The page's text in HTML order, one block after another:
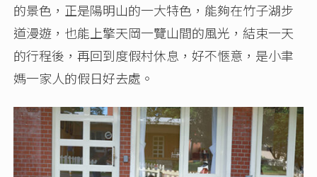
的景色，正是陽明山的一大特色，能夠在竹子湖步
道漫遊，也能上擎天岡一覽山間的風光，結束一天
的行程後，再回到度假村休息，好不愜意，是小聿
媽一家人的假日好去處。